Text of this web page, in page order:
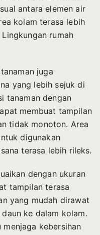
antara elemen air
kolam terasa lebih
rumah
juga
yang lebih sejuk di
tanaman dengan
membuat tampilan
tidak monoton. Area
digunakan
terasa lebih rileks.
dengan ukuran
tampilan terasa
yang mudah dirawat
ke dalam kolam.
menjaga kebersihan